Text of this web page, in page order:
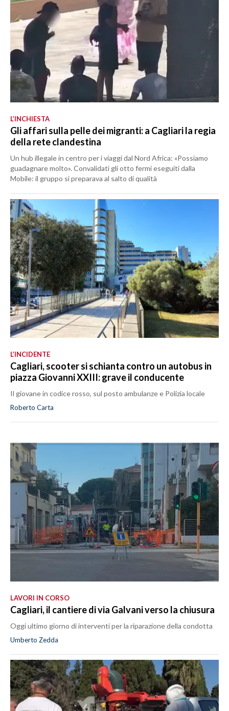
L’INCHIESTA
Gli affari sulla pelle dei migranti: a Cagliari la regia
della rete clandestina
Un hub illegale in centro per i viaggi dal Nord Africa: «Possiamo
guadagnare molto». Convalidati gli otto fermi eseguiti dalla
Mobile: il gruppo si preparava al salto di qualità
L’INCIDENTE
Cagliari, scooter si schianta contro un autobus in
piazza Giovanni XXIII: grave il conducente
Il giovane in codice rosso, sul posto ambulanze e Polizia locale
Roberto Carta
LAVORI IN CORSO
Cagliari, il cantiere di via Galvani verso la chiusura
Oggi ultimo giorno di interventi per la riparazione della condotta
Umberto Zedda